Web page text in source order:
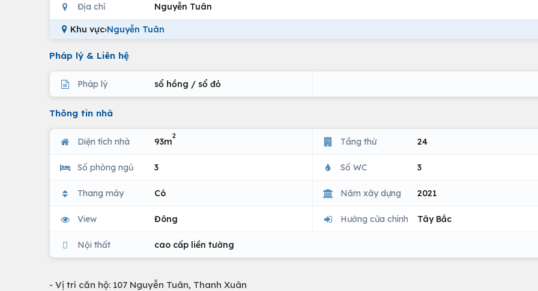
Địa chỉ Nguyễn Tuân
Khu vực›Nguyễn Tuân
Pháp lý & Liên hệ
Pháp lý sổ hồng / sổ đỏ
Thông tin nhà
Diện tích nhà 93m
2
Tầng thứ 24
Số phòng ngủ 3 Số WC 3
Thang máy Có Năm xây dựng 2021
View Đông Hướng cửa chính Tây Bắc
Nội thất cao cấp liền tường
- Vị trí căn hộ: 107 Nguyễn Tuân, Thanh Xuân